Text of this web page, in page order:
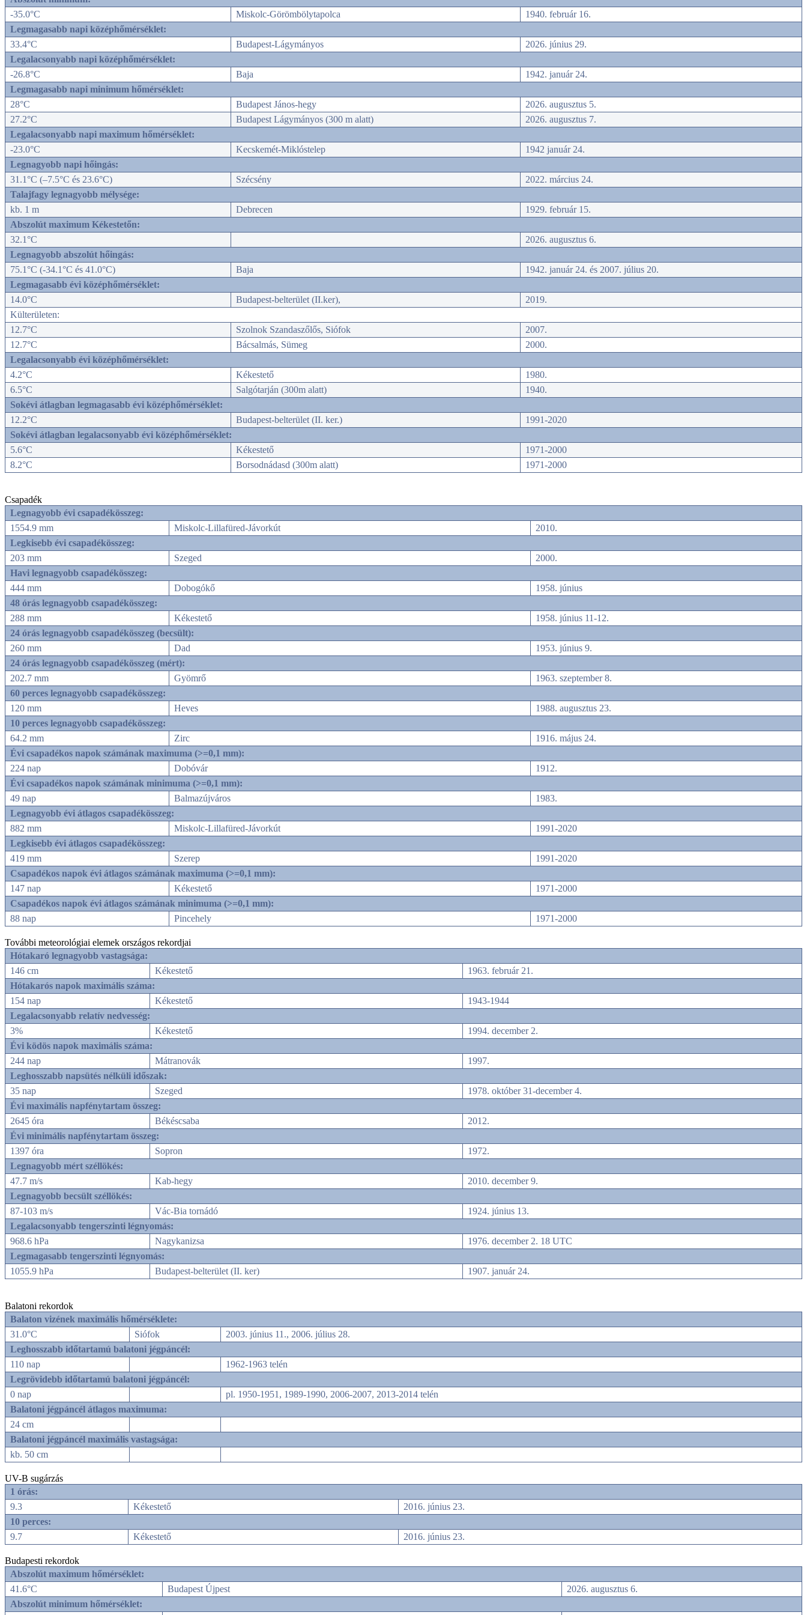
-35.0°C
Miskolc-Görömbölytapolca
1940. február 16.
Legmagasabb napi középhőmérséklet:
33.4°C
Budapest-Lágymányos
2026. június 29.
Legalacsonyabb napi középhőmérséklet:
-26.8°C
Baja
1942. január 24.
Legmagasabb napi minimum hőmérséklet:
28°C
Budapest János-hegy
2026. augusztus 5.
27.2°C
Budapest Lágymányos (300 m alatt)
2026. augusztus 7.
Legalacsonyabb napi maximum hőmérséklet:
-23.0°C
Kecskemét-Miklóstelep
1942 január 24.
Legnagyobb napi hőingás:
31.1°C (–7.5°C és 23.6°C) Szécsény
2022. március 24.
Talajfagy legnagyobb mélysége:
kb. 1 m
Debrecen
1929. február 15.
Abszolút maximum Kékestetőn:
32.1°C
2026. augusztus 6.
Legnagyobb abszolút hőingás:
75.1°C (-34.1°C és 41.0°C)
Baja
1942. január 24. és 2007. július 20.
Legmagasabb évi középhőmérséklet:
14.0°C
Budapest-belterület (II.ker),
2019.
Külterületen:
12.7°C
Szolnok Szandaszőlős, Siófok
2007.
12.7°C
Bácsalmás, Sümeg
2000.
Legalacsonyabb évi középhőmérséklet:
4.2°C
Kékestető
1980.
6.5°C
Salgótarján (300m alatt)
1940.
Sokévi átlagban legmagasabb évi középhőmérséklet:
12.2°C
Budapest-belterület (II. ker.)
1991-2020
Sokévi átlagban legalacsonyabb évi középhőmérséklet:
5.6°C
Kékestető
1971-2000
8.2°C
Borsodnádasd (300m alatt) 1971-2000
Csapadék
Legnagyobb évi csapadékösszeg:
1554.9 mm
Miskolc-Lillafüred-Jávorkút
2010.
Legkisebb évi csapadékösszeg:
203 mm
Szeged
2000.
Havi legnagyobb csapadékösszeg:
444 mm
Dobogókő
1958. június
48 órás legnagyobb csapadékösszeg:
288 mm
Kékestető
1958. június 11-12.
24 órás legnagyobb csapadékösszeg (becsült):
260 mm
Dad
1953. június 9.
24 órás legnagyobb csapadékösszeg (mért):
202.7 mm
Gyömrő
1963. szeptember 8.
60 perces legnagyobb csapadékösszeg:
120 mm
Heves
1988. augusztus 23.
10 perces legnagyobb csapadékösszeg:
64.2 mm
Zirc
1916. május 24.
Évi csapadékos napok számának maximuma (>=0,1 mm):
224 nap
Dobóvár
1912.
Évi csapadékos napok számának minimuma (>=0,1 mm):
49 nap
Balmazújváros
1983.
Legnagyobb évi átlagos csapadékösszeg:
882 mm
Miskolc-Lillafüred-Jávorkút
1991-2020
Legkisebb évi átlagos csapadékösszeg:
419 mm
Szerep
1991-2020
Csapadékos napok évi átlagos számának maximuma (>=0,1 mm):
147 nap
Kékestető
1971-2000
Csapadékos napok évi átlagos számának minimuma (>=0,1 mm):
88 nap
Pincehely 1971-2000
További meteorológiai elemek országos rekordjai
Hótakaró legnagyobb vastagsága:
146 cm
Kékestető
1963. február 21.
Hótakarós napok maximális száma:
154 nap
Kékestető
1943-1944
Legalacsonyabb relatív nedvesség:
3%
Kékestető
1994. december 2.
Évi ködös napok maximális száma:
244 nap
Mátranovák
1997.
Leghosszabb napsütés nélküli időszak:
35 nap
Szeged
1978. október 31-december 4.
Évi maximális napfénytartam összeg:
2645 óra
Békéscsaba
2012.
Évi minimális napfénytartam összeg:
1397 óra
Sopron
1972.
Legnagyobb mért széllökés:
47.7 m/s
Kab-hegy
2010. december 9.
Legnagyobb becsült széllökés:
87-103 m/s
Vác-Bia tornádó
1924. június 13.
Legalacsonyabb tengerszinti légnyomás:
968.6 hPa
Nagykanizsa
1976. december 2. 18 UTC
Legmagasabb tengerszinti légnyomás:
1055.9 hPa
Budapest-belterület (II. ker) 1907. január 24.
Balatoni rekordok
Balaton vizének maximális hőmérséklete:
31.0°C
Siófok
2003. június 11., 2006. július 28.
Leghosszabb időtartamú balatoni jégpáncél:
110 nap
1962-1963 telén
Legrövidebb időtartamú balatoni jégpáncél:
0 nap
pl. 1950-1951, 1989-1990, 2006-2007, 2013-2014 telén
Balatoni jégpáncél átlagos maximuma:
24 cm
Balatoni jégpáncél maximális vastagsága:
kb. 50 cm
UV-B sugárzás
1 órás:
9.3
Kékestető
2016. június 23.
10 perces:
9.7
Kékestető 2016. június 23.
Budapesti rekordok
Abszolút maximum hőmérséklet:
41.6°C
Budapest Újpest
2026. augusztus 6.
Abszolút minimum hőmérséklet: